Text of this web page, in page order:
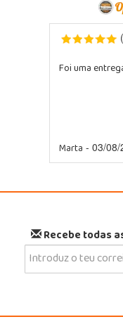
(
Foi uma
Marta - 03/08/
Recebe todas